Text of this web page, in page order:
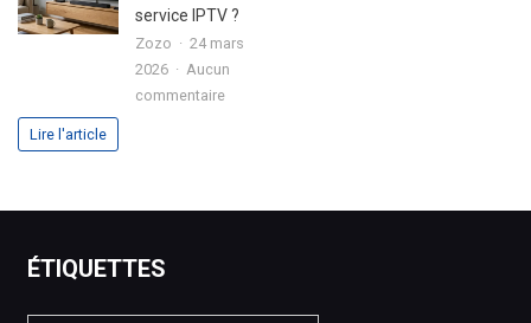
IPTV
service IPTV ?
Zozo
24 mars
2026
Aucun
commentairesur
Lire l'article
ÉTIQUETTES